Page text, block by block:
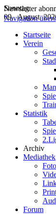
Sonntag
09. August
Newsletter
Navigation
Startseite
Verein
Statistik
Archiv
Mediathek
Forum